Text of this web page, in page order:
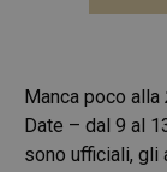
Manca poco alla
Date – dal 9 al
sono ufficiali, gli